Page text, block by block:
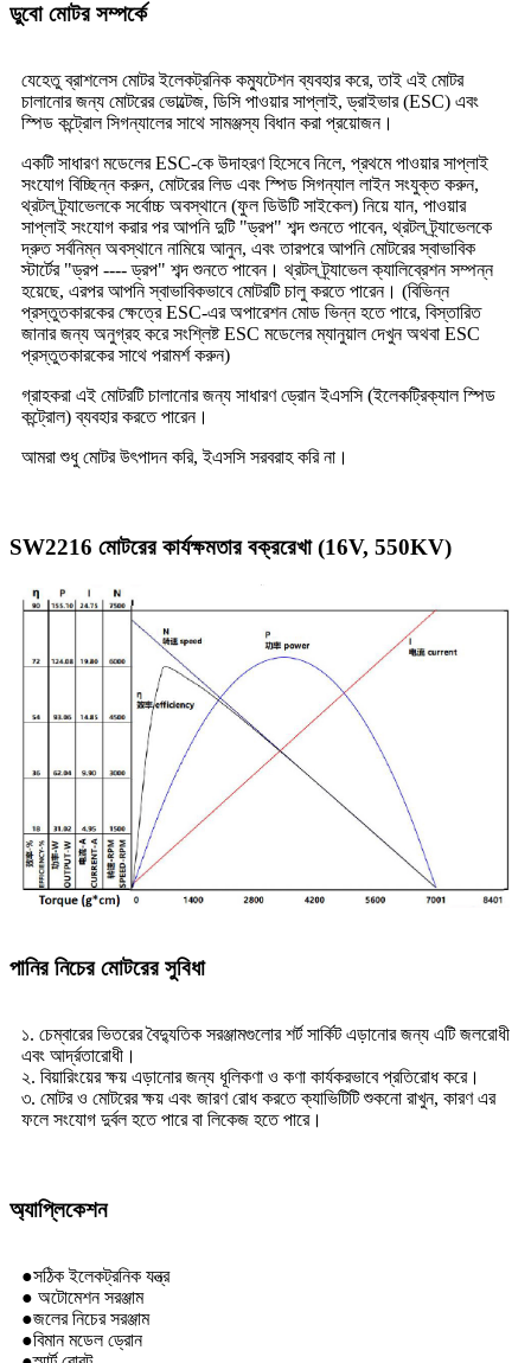
ডুবো মোটর সম্পর্কে
যেহেতু ব্রাশলেস মোটর ইলেকট্রনিক কম্যুটেশন ব্যবহার করে, তাই এই মোটর
চালানোর জন্য মোটরের ভোল্টেজ, ডিসি পাওয়ার সাপ্লাই, ড্রাইভার (ESC) এবং
স্পিড কন্ট্রোল সিগন্যালের সাথে সামঞ্জস্য বিধান করা প্রয়োজন।
একটি সাধারণ মডেলের ESC-কে উদাহরণ হিসেবে নিলে, প্রথমে পাওয়ার সাপ্লাই
সংযোগ বিচ্ছিন্ন করুন, মোটরের লিড এবং স্পিড সিগন্যাল লাইন সংযুক্ত করুন,
থ্রটল ট্র্যাভেলকে সর্বোচ্চ অবস্থানে (ফুল ডিউটি ​​সাইকেল) নিয়ে যান, পাওয়ার
সাপ্লাই সংযোগ করার পর আপনি দুটি "ড্রপ" শব্দ শুনতে পাবেন, থ্রটল ট্র্যাভেলকে
দ্রুত সর্বনিম্ন অবস্থানে নামিয়ে আনুন, এবং তারপরে আপনি মোটরের স্বাভাবিক
স্টার্টের "ড্রপ ---- ড্রপ" শব্দ শুনতে পাবেন। থ্রটল ট্র্যাভেল ক্যালিব্রেশন সম্পন্ন
হয়েছে, এরপর আপনি স্বাভাবিকভাবে মোটরটি চালু করতে পারেন। (বিভিন্ন
প্রস্তুতকারকের ক্ষেত্রে ESC-এর অপারেশন মোড ভিন্ন হতে পারে, বিস্তারিত
জানার জন্য অনুগ্রহ করে সংশ্লিষ্ট ESC মডেলের ম্যানুয়াল দেখুন অথবা ESC
প্রস্তুতকারকের সাথে পরামর্শ করুন)
গ্রাহকরা এই মোটরটি চালানোর জন্য সাধারণ ড্রোন ইএসসি (ইলেকট্রিক্যাল স্পিড
কন্ট্রোল) ব্যবহার করতে পারেন।
আমরা শুধু মোটর উৎপাদন করি, ইএসসি সরবরাহ করি না।
SW2216 মোটরের কার্যক্ষমতার বক্ররেখা (16V, 550KV)
পানির নিচের মোটরের সুবিধা
১. চেম্বারের ভিতরের বৈদ্যুতিক সরঞ্জামগুলোর শর্ট সার্কিট এড়ানোর জন্য এটি জলরোধী
এবং আর্দ্রতারোধী।
২. বিয়ারিংয়ের ক্ষয় এড়ানোর জন্য ধূলিকণা ও কণা কার্যকরভাবে প্রতিরোধ করে।
৩. মোটর ও মোটরের ক্ষয় এবং জারণ রোধ করতে ক্যাভিটিটি শুকনো রাখুন, কারণ এর
ফলে সংযোগ দুর্বল হতে পারে বা লিকেজ হতে পারে।
অ্যাপ্লিকেশন
●সঠিক ইলেকট্রনিক যন্ত্র
● অটোমেশন সরঞ্জাম
●জলের নিচের সরঞ্জাম
●বিমান মডেল ড্রোন